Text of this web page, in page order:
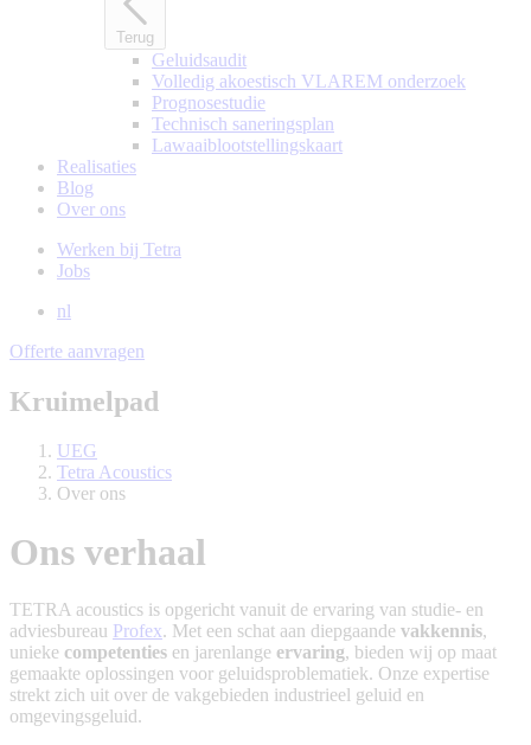
Terug
Geluidsaudit
Volledig akoestisch VLAREM onderzoek
Prognosestudie
Technisch saneringsplan
Lawaaiblootstellingskaart
Realisaties
Blog
Over ons
Werken bij Tetra
Jobs
nl
Offerte aanvragen
Kruimelpad
UEG
Tetra Acoustics
Over ons
Ons verhaal
TETRA acoustics is opgericht vanuit de ervaring van studie- en
adviesbureau Profex. Met een schat aan diepgaande vakkennis,
unieke competenties en jarenlange ervaring, bieden wij op maat
gemaakte oplossingen voor geluidsproblematiek. Onze expertise
strekt zich uit over de vakgebieden industrieel geluid en
omgevingsgeluid.